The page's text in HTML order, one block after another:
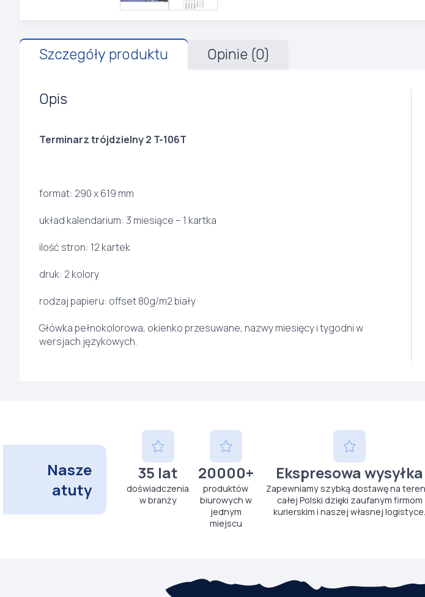
Szczegóły produktu Opinie (0)
Opis
Terminarz trójdzielny 2 T-106T
format: 290 x 619 mm
układ kalendarium: 3 miesiące – 1 kartka
ilość stron: 12 kartek
druk: 2 kolory
rodzaj papieru: offset 80g/m2 biały
Główka pełnokolorowa, okienko przesuwane, nazwy miesięcy i tygodni w
wersjach językowych.
Nasze
atuty
35 lat
doświadczenia
w branży
20000+
produktów
biurowych w
jednym
miejscu
Ekspresowa wysyłka
Zapewniamy szybką dostawę na
całej Polski dzięki zaufanym firmom
kurierskim i naszej własnej logistyce.